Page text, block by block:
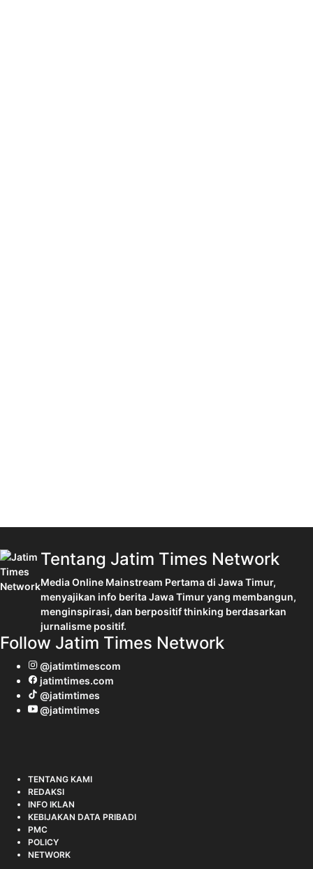
Tentang Jatim Times Network
Media Online Mainstream Pertama di Jawa Timur,
menyajikan info berita Jawa Timur yang membangun,
menginspirasi, dan berpositif thinking berdasarkan
jurnalisme positif.
Follow Jatim Times Network
@jatimtimescom
jatimtimes.com
@jatimtimes
@jatimtimes
TENTANG KAMI
REDAKSI
INFO IKLAN
KEBIJAKAN DATA PRIBADI
PMC
POLICY
NETWORK